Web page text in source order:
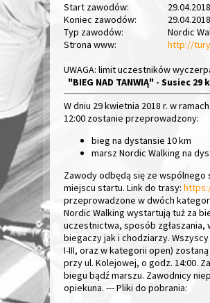
Start zawodów:
Koniec zawodów:
Typ zawodów:
Nordic
Strona www:
http://
UWAGA: limit uczestników
"BIEG NAD TANWIĄ" - Susiec
W dniu 29 kwietnia 2018 r. w
12:00 zostanie przeprowadzony:
bieg na dystansie 10 km
marsz Nordic Walking na
Zawody odbędą się ze wspólnego
miejscu startu. Link do trasy:
przeprowadzone w dwóch
Nordic Walking wystartują tuż za
uczestnictwa, sposób zgłaszania,
biegaczy jak i chodziarzy.
I-III, oraz w kategorii open)
przy ul. Kolejowej, o godz. 14:00.
biegu bądź marszu. Zawodnicy
opiekuna. ---Pliki do pobrania: